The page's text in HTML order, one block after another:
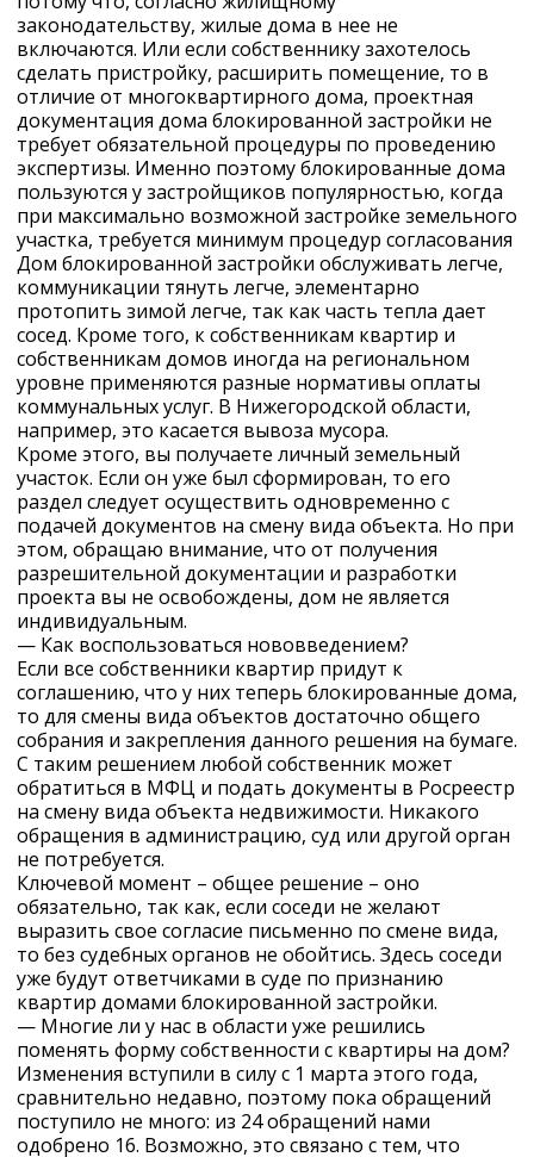
законодательству, жилые дома в нее не
включаются. Или если собственнику захотелось
сделать пристройку, расширить помещение, то в
отличие от многоквартирного дома, проектная
документация дома блокированной застройки не
требует обязательной процедуры по проведению
экспертизы. Именно поэтому блокированные дома
пользуются у застройщиков популярностью, когда
при максимально возможной застройке земельного
участка, требуется минимум процедур согласования
Дом блокированной застройки обслуживать легче,
коммуникации тянуть легче, элементарно
протопить зимой легче, так как часть тепла дает
сосед. Кроме того, к собственникам квартир и
собственникам домов иногда на региональном
уровне применяются разные нормативы оплаты
коммунальных услуг. В Нижегородской области,
например, это касается вывоза мусора.
Кроме этого, вы получаете личный земельный
участок. Если он уже был сформирован, то его
раздел следует осуществить одновременно с
подачей документов на смену вида объекта. Но при
этом, обращаю внимание, что от получения
разрешительной документации и разработки
проекта вы не освобождены, дом не является
индивидуальным.
— Как воспользоваться нововведением?
Если все собственники квартир придут к
соглашению, что у них теперь блокированные дома,
то для смены вида объектов достаточно общего
собрания и закрепления данного решения на бумаге.
С таким решением любой собственник может
обратиться в МФЦ и подать документы в Росреестр
на смену вида объекта недвижимости. Никакого
обращения в администрацию, суд или другой орган
не потребуется.
Ключевой момент – общее решение – оно
обязательно, так как, если соседи не желают
выразить свое согласие письменно по смене вида,
то без судебных органов не обойтись. Здесь соседи
уже будут ответчиками в суде по признанию
квартир домами блокированной застройки.
— Многие ли у нас в области уже решились
поменять форму собственности с квартиры на дом?
Изменения вступили в силу с 1 марта этого года,
сравнительно недавно, поэтому пока обращений
поступило не много: из 24 обращений нами
одобрено 16. Возможно, это связано с тем, что